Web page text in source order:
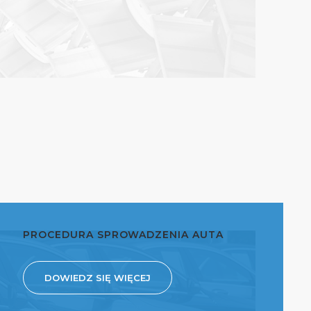
PROCEDURA SPROWADZENIA AUTA
DOWIEDZ SIĘ WIĘCEJ